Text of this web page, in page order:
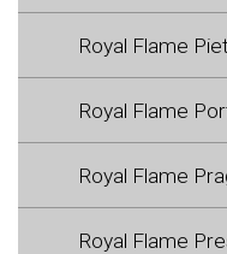
Royal Flame
Royal Flame
Royal Flame
Royal Flame